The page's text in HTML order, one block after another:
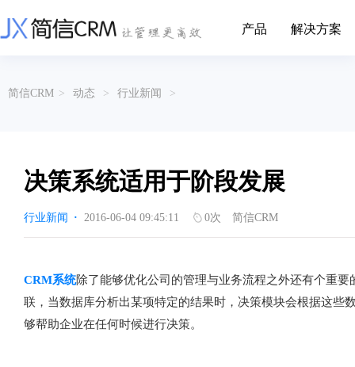
产品
营销云
从营销获客到商机转化的全流程管理
渠道云
融合分公司、经销商、总部伙伴管理
涵盖多种售前/后服务元素功能和接入
涵盖多种售前/后服务元素功能和接入
解决方案
挖现有客户价值以及开发更多新...
的现代化管理
传媒企业自身由于数字化传媒的发
展，对其内部控制建设和完善也是...
进装修行业往
互联网等相关信息技术的发展是支撑
互联网金融模式发展的基石，给...
通过数字化方
享受个性化的
帮助文档
以CRM产品为基础的功能点
关于简信
简信CRM > 动态 > 行业新闻 >
决策系统适用于阶段发展
行业新闻 · 2016-06-04 09:45:11 0次 简信CRM
CRM系统除了能够优化公司的管理与业务流程之外还有个重
联，当数据库分析出某项特定的结果时，决策模块会根据这些
够帮助企业在任何时候进行决策。